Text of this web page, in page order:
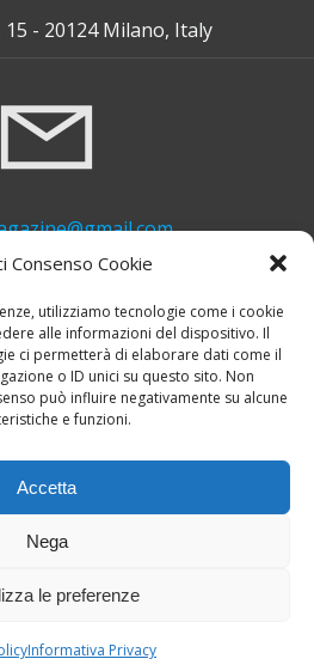
Consenso Cookie
utilizziamo tecnologie come i cookie
alle informazioni del dispositivo. Il
ci permetterà di elaborare dati come il
o ID unici su questo sito. Non
può influire negativamente su alcune
e funzioni.
Accetta
Nega
le preferenze
Informativa Privacy
- 20124 Milano, Italy
339 748 6635
Powered by